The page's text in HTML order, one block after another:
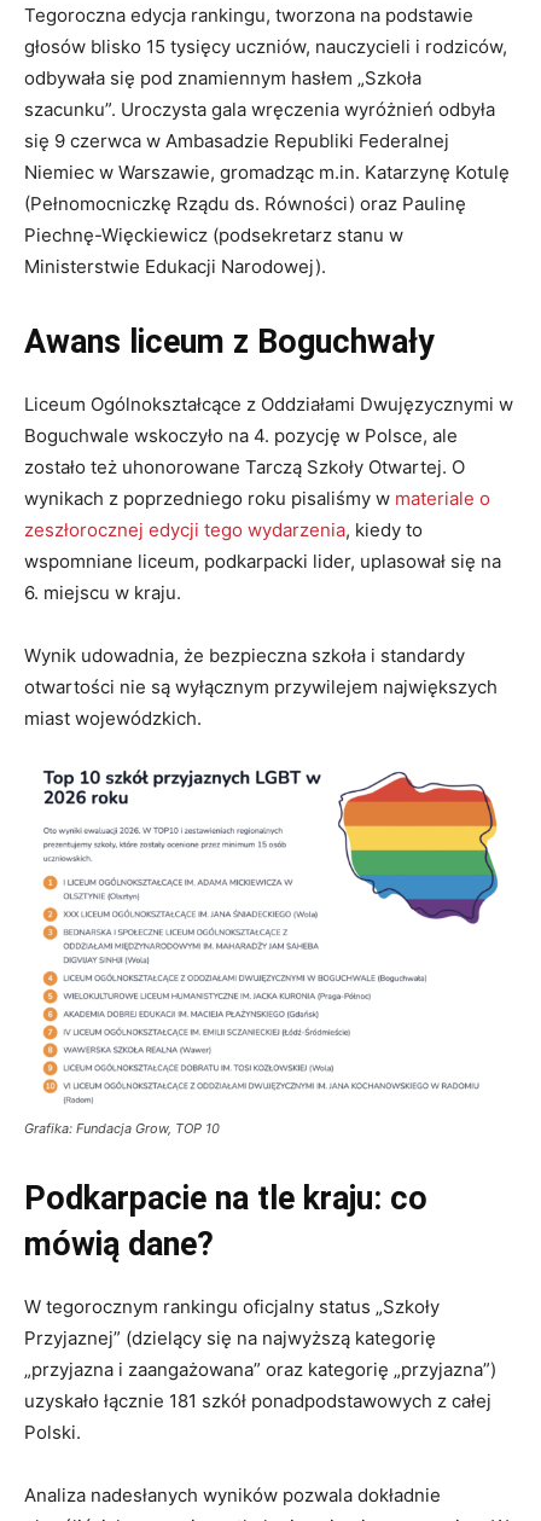
Tegoroczna edycja rankingu, tworzona na podstawie
głosów blisko 15 tysięcy uczniów, nauczycieli i rodziców,
odbywała się pod znamiennym hasłem „Szkoła
szacunku”. Uroczysta gala wręczenia wyróżnień odbyła
się 9 czerwca w Ambasadzie Republiki Federalnej
Niemiec w Warszawie, gromadząc m.in. Katarzynę Kotulę
(Pełnomocniczkę Rządu ds. Równości) oraz Paulinę
Piechnę-Więckiewicz (podsekretarz stanu w
Ministerstwie Edukacji Narodowej).
Awans liceum z Boguchwały
Liceum Ogólnokształcące z Oddziałami Dwujęzycznymi w
Boguchwale wskoczyło na 4. pozycję w Polsce, ale
zostało też uhonorowane Tarczą Szkoły Otwartej. O
wynikach z poprzedniego roku pisaliśmy w materiale o
zeszłorocznej edycji tego wydarzenia, kiedy to
wspomniane liceum, podkarpacki lider, uplasował się na
6. miejscu w kraju.
Wynik udowadnia, że bezpieczna szkoła i standardy
otwartości nie są wyłącznym przywilejem największych
miast wojewódzkich.
Grafika: Fundacja Grow, TOP 10
Podkarpacie na tle kraju: co
mówią dane?
W tegorocznym rankingu oficjalny status „Szkoły
Przyjaznej” (dzielący się na najwyższą kategorię
„przyjazna i zaangażowana” oraz kategorię „przyjazna”)
uzyskało łącznie 181 szkół ponadpodstawowych z całej
Polski.
Analiza nadesłanych wyników pozwala dokładnie